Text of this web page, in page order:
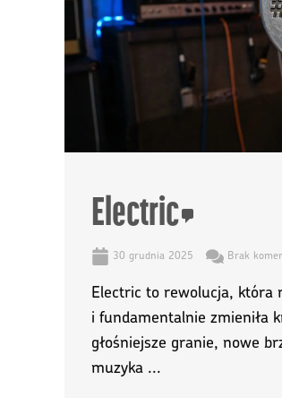
Electric
30 grudnia 2025 Brak
Electric to rewolucja, która
i fundamentalnie zmieniła
głośniejsze granie, nowe
muzyka ...